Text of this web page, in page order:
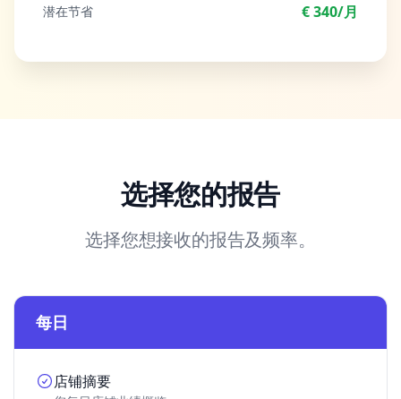
潜在节省 € 340/月
选择您的报告
选择您想接收的报告及频率。
每日
店铺摘要